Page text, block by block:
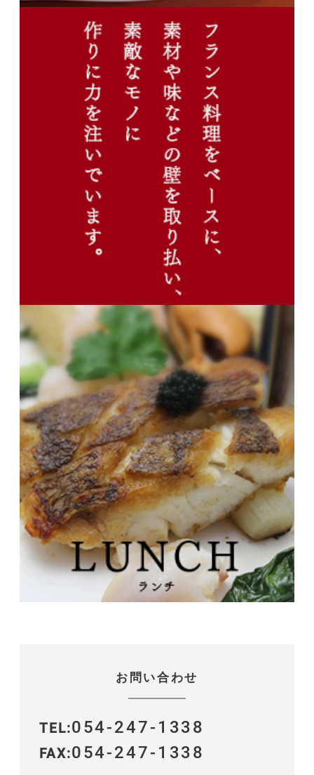
お問い合わせ
TEL 054-247-1338
FAX 054-247-1338